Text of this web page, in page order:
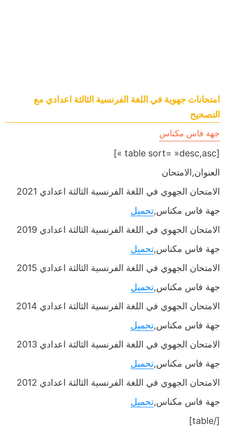
امتحانات جهوية في اللغة الفرنسية الثالثة اعدادي مع
التصحيح
جهة فاس مكناس
[table sort= »desc,asc »]
العنوان,الامتحان
الامتحان الجهوي في اللغة الفرنسية الثالثة اعدادي 2021
جهة فاس مكناس,تحميل
الامتحان الجهوي في اللغة الفرنسية الثالثة اعدادي 2019
جهة فاس مكناس,تحميل
الامتحان الجهوي في اللغة الفرنسية الثالثة اعدادي 2015
جهة فاس مكناس,تحميل
الامتحان الجهوي في اللغة الفرنسية الثالثة اعدادي 2014
جهة فاس مكناس,تحميل
الامتحان الجهوي في اللغة الفرنسية الثالثة اعدادي 2013
جهة فاس مكناس,تحميل
الامتحان الجهوي في اللغة الفرنسية الثالثة اعدادي 2012
جهة فاس مكناس,تحميل
[/table]